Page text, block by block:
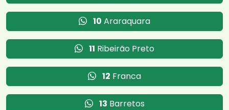
10 Araraquara
11 Ribeirão Preto
12 Franca
13 Barretos